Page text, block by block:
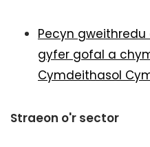
Pecyn
gyfer gofal a
Cymdeithasol
Straeon o'r sector